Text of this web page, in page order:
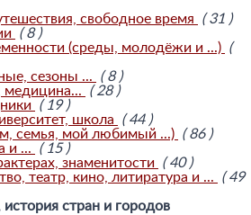
свободное время
( 31 )
( 8 )
(среды, молодёжи и ...) (
сезоны ...
( 8 )
медицина...
( 28 )
( 19 )
школа
( 44 )
семья, мой любимый ...) ( 86 )
и ...
( 15 )
знаменитости
( 40 )
театр, кино, литиратура и ...
( 49
история стран и городов